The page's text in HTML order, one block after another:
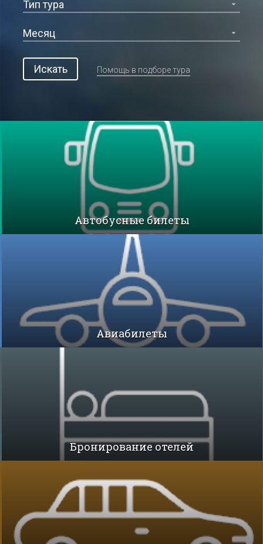
Искать Помощь в подборе тура
Автобусные билеты
Авиабилеты
Бронирование отелей